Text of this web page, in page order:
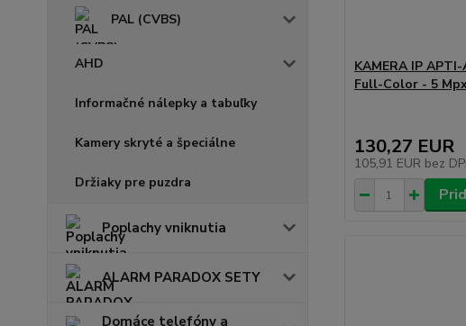
PAL (CVBS)
AHD
Informačné nálepky a tabuľky
Kamery skryté a špeciálne
Držiaky pre puzdra
Poplachy vniknutia
ALARM PARADOX SETY
Domáce telefóny a
KAMERA IP
Full-Color - 5
130,27 EUR
105,91 EUR bez